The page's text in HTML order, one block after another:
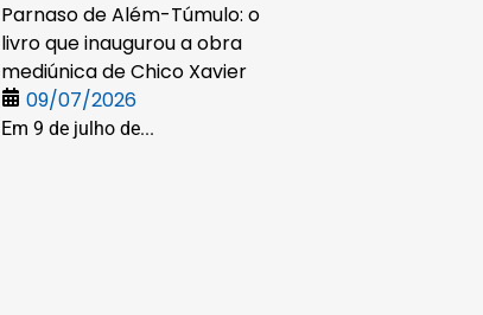
Parnaso de Além-Túmulo: o
livro que inaugurou a obra
mediúnica de Chico Xavier
09/07/2026
Em 9 de julho de...